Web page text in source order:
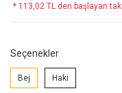
* 113,02 TL den başlayan
Seçenekler
Bej Haki